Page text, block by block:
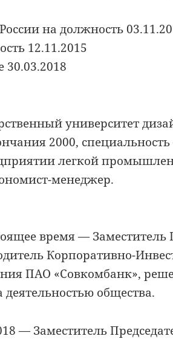
на должность
12.11.2015
30.03.2018
университет
2000,
легкой
менеджер.
время — Заместитель
Корпоративно-
ПАО «Совкомбанк»,
деятельностью общества.
— Заместитель